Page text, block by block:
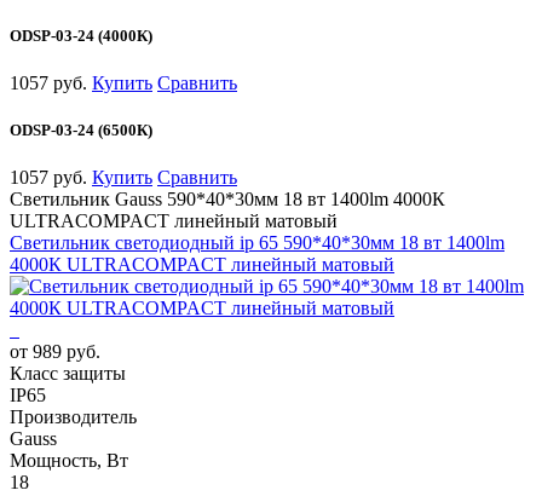
ODSP-03-24 (4000К)
1057 руб. Купить Сравнить
ODSP-03-24 (6500К)
1057 руб. Купить Сравнить
Светильник Gauss 590*40*30мм 18 вт 1400lm 4000К
ULTRACOMPACT линейный матовый
Светильник светодиодный ip 65 590*40*30мм 18 вт 1400lm
4000К ULTRACOMPACT линейный матовый
от 989 руб.
Класс защиты
IP65
Производитель
Gauss
Мощность, Вт
18